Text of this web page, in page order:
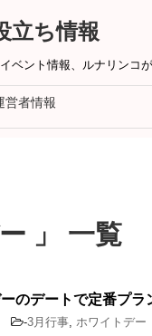
立ち情報
ベント情報、ルナリンコ
営者情報
」 一覧
のデートで定番プラ
-3月行事, ホワイトデー